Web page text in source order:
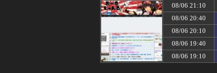
08/06 20:55
P「春香がヤ
08/06 20:55
【広島対巨
日本共産党
08/06 20:53
オスナ、退場
08/06 20:51
外国人「
08/06 20:50
居酒屋で4名
08/06 20:49
Google、
08/06 21:10
08/06 20:40
08/06 20:10
08/06 19:40
08/06 19:10